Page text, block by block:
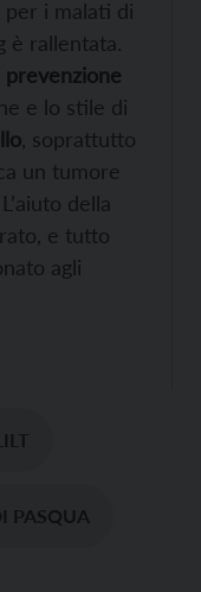
i malati di
è rallentata.
e lo stile di
, soprattutto
un tumore
della
e tutto
agli
PASQUA